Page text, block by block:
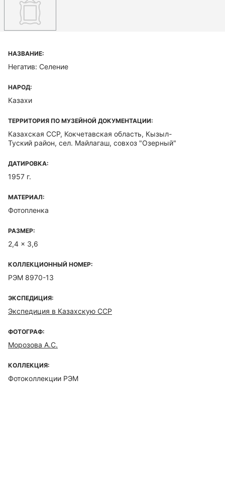
НАЗВАНИЕ:
Негатив: Селение
НАРОД:
Казахи
ТЕРРИТОРИЯ ПО МУЗЕЙНОЙ ДОКУМЕНТАЦИИ:
Казахская ССР, Кокчетавская область, Кызыл-
Туский район, сел. Майлагаш, совхоз "Озерный"
ДАТИРОВКА:
1957 г.
МАТЕРИАЛ:
Фотопленка
РАЗМЕР:
2,4 x 3,6
КОЛЛЕКЦИОННЫЙ НОМЕР:
РЭМ 8970-13
ЭКСПЕДИЦИЯ:
Экспедиция в Казахскую ССР
ФОТОГРАФ:
Морозова А.С.
КОЛЛЕКЦИЯ:
Фотоколлекции РЭМ